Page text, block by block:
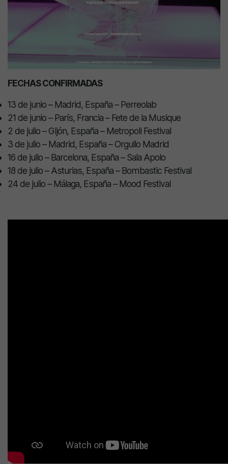
FECHAS CONFIRMADAS
13 de junio – Madrid, España – Perreolab
21 de junio – París, Francia – Fete de la Musique
2 de julio – Gijón, España – Metropoli Festival
3 de julio – Madrid, España – Orgullo Madrid
16 de julio – Barcelona, España – Sala Apolo
18 de julio – Asturias, España – Bombastic Festival
24 de julio – Málaga, España – Mood Festival